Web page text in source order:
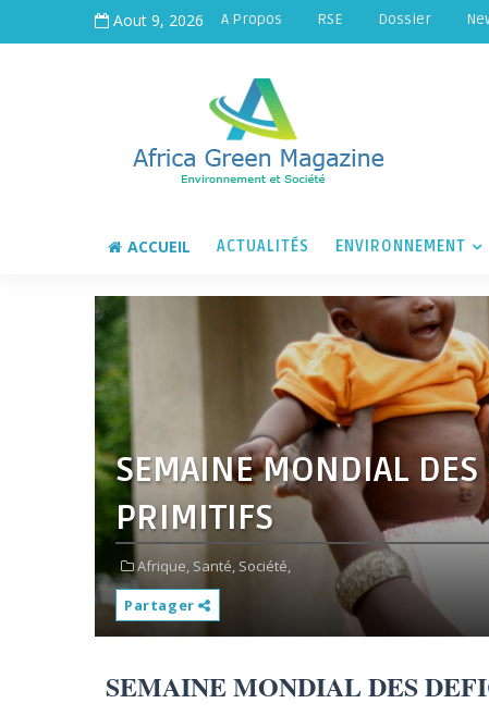
Aout 9, 2026 A Propos RSE Dossier
ACCUEIL ACTUALITÉS ENVIRONNEMENT
SEMAINE MONDIAL
PRIMITIFS
Afrique, Santé, Société,
Partager
SEMAINE MONDIAL DES